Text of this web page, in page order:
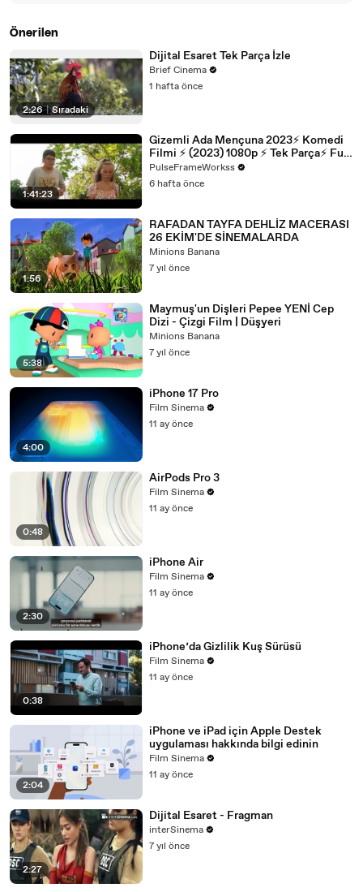
Önerilen
2:26 | Sıradaki
Dijital Esaret Tek Parça İzle
Brief Cinema
1 hafta önce
1:41:23
Gizemli Ada Mençuna 2023⚡ Komedi
Filmi ⚡ (2023) 1080p ⚡ Tek Parça⚡ Full
HD 1080p İzle ⭐️ [Full Movie]
PulseFrameWorkss
6 hafta önce
1:56
RAFADAN TAYFA DEHLİZ MACERASI
26 EKİM'DE SİNEMALARDA
Minions Banana
7 yıl önce
5:38
Maymuş'un Dişleri Pepee YENİ Cep
Dizi - Çizgi Film | Düşyeri
Minions Banana
7 yıl önce
4:00
iPhone 17 Pro
Film Sinema
11 ay önce
0:48
AirPods Pro 3
Film Sinema
11 ay önce
2:30
iPhone Air
Film Sinema
11 ay önce
0:38
iPhone’da Gizlilik Kuş Sürüsü
Film Sinema
11 ay önce
2:04
iPhone ve iPad için Apple Destek
uygulaması hakkında bilgi edinin
Film Sinema
11 ay önce
2:27
Dijital Esaret - Fragman
interSinema
7 yıl önce